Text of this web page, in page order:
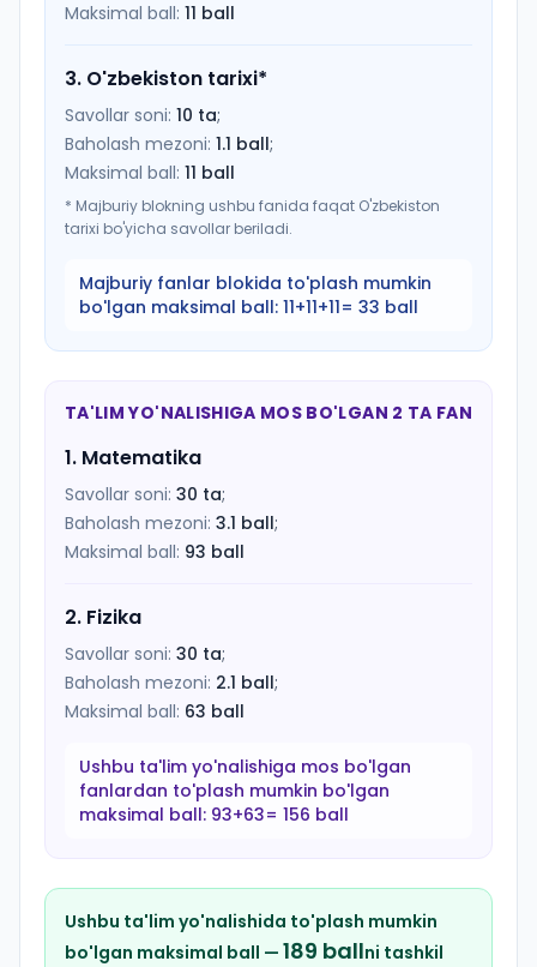
Maksimal ball: 11 ball
3. O'zbekiston tarixi*
Savollar soni: 10 ta;
Baholash mezoni: 1.1 ball;
Maksimal ball: 11 ball
* Majburiy blokning ushbu fanida faqat O'zbekiston
tarixi bo'yicha savollar beriladi.
Majburiy fanlar blokida to'plash mumkin
bo'lgan maksimal ball: 11+11+11= 33 ball
TA'LIM YO'NALISHIGA MOS BO'LGAN 2 TA FAN
1. Matematika
Savollar soni: 30 ta;
Baholash mezoni: 3.1 ball;
Maksimal ball: 93 ball
2. Fizika
Savollar soni: 30 ta;
Baholash mezoni: 2.1 ball;
Maksimal ball: 63 ball
Ushbu ta'lim yo'nalishiga mos bo'lgan
fanlardan to'plash mumkin bo'lgan
maksimal ball: 93+63= 156 ball
Ushbu ta'lim yo'nalishida to'plash mumkin
bo'lgan maksimal ball — 189 ballni tashkil